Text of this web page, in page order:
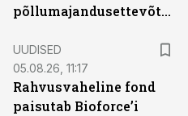
põllumajandusettevõtted
UUDISED
05.08.26, 11:17
Rahvusvaheline fond
paisutab Bioforce’i